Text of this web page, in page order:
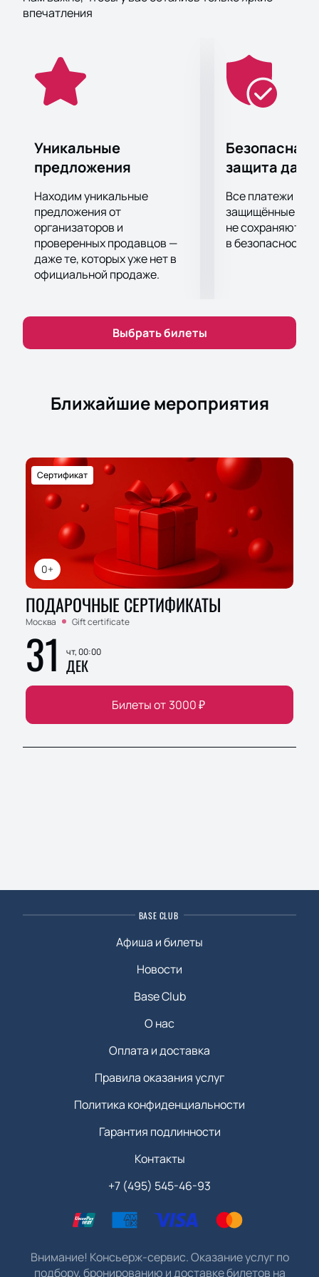
концертную активность, в прошлом году группа
отметила 30-летний юбилей, а этой зимой
отметить Новый год - с некоторым опозданием, но
со стопроцентной отдачей.
впечатления
Уникальные
предложения
Находим уникальные
предложения от
организаторов и
проверенных продавцов —
даже те, которых уже нет в
официальной продаже.
Безопасная
защита
Все платежи
защищённые
не сохраняются
в безопасности.
Выбрать билеты
Ближайшие мероприятия
0+
Сертификат
ПОДАРОЧНЫЕ СЕРТИФИКАТЫ
Москва Gift certificate
31 чт, 00:00
ДЕК
Билеты от 3000₽
BASE CLUB
Афиша и билеты
Новости
Base Club
О нас
Оплата и доставка
Правила оказания услуг
Политика конфиденциальности
Гарантия подлинности
Контакты
+7 (495) 545-46-93
Внимание! Консьерж-сервис. Оказание услуг по
подбору, бронированию и доставке билетов на